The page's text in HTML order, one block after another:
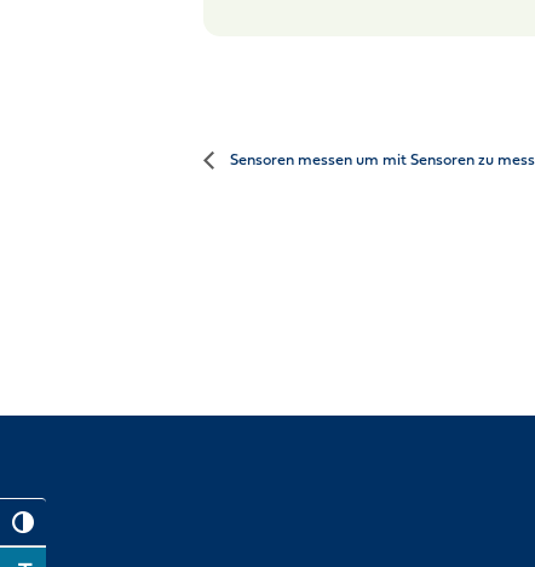
Toggle High Contrast
Sensoren messen um mit Sensoren zu